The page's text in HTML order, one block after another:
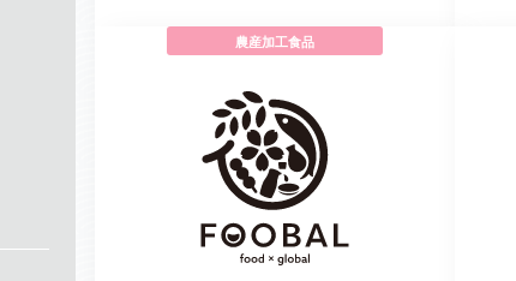
農産加工食品